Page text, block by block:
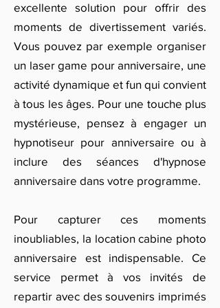
excellente solution pour offrir des
moments de divertissement variés.
Vous pouvez par exemple organiser
un laser game pour anniversaire, une
activité dynamique et fun qui convient
à tous les âges. Pour une touche plus
mystérieuse, pensez à engager un
hypnotiseur pour anniversaire ou à
inclure des séances d'hypnose
anniversaire dans votre programme.
Pour capturer ces moments
inoubliables, la location cabine photo
anniversaire est indispensable. Ce
service permet à vos invités de
repartir avec des souvenirs imprimés